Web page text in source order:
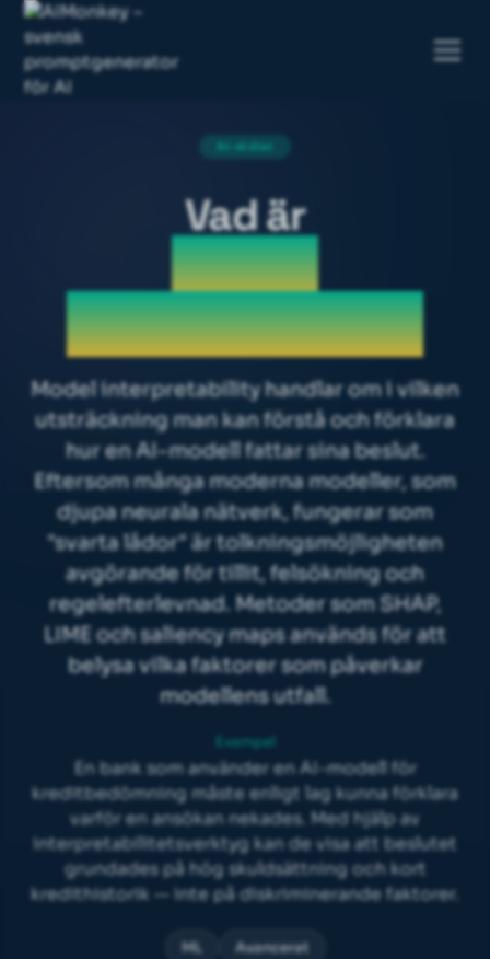
AI-skolan
Vad är
Model
interpretability
Model interpretability handlar om i vilken
utsträckning man kan förstå och förklara
hur en AI-modell fattar sina beslut.
Eftersom många moderna modeller, som
djupa neurala nätverk, fungerar som
"svarta lådor" är tolkningsmöjligheten
avgörande för tillit, felsökning och
regelefterlevnad. Metoder som SHAP,
LIME och saliency maps används för att
belysa vilka faktorer som påverkar
modellens utfall.
Exempel
En bank som använder en AI-modell för
kreditbedömning måste enligt lag kunna förklara
varför en ansökan nekades. Med hjälp av
interpretabilitetsverktyg kan de visa att beslutet
grundades på hög skuldsättning och kort
kredithistorik — inte på diskriminerande faktorer.
ML Avancerat